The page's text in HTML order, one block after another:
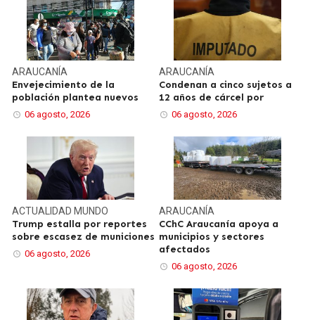
ARAUCANÍA
Envejecimiento de la
población plantea nuevos
06 agosto, 2026
ARAUCANÍA
Condenan a cinco sujetos a
12 años de cárcel por
06 agosto, 2026
ACTUALIDAD MUNDO
Trump estalla por reportes
sobre escasez de municiones
06 agosto, 2026
ARAUCANÍA
CChC Araucanía apoya a
municipios y sectores
afectados
06 agosto, 2026